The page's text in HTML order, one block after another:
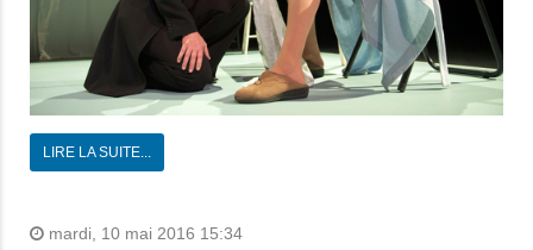
LIRE LA SUITE...
mardi, 10 mai 2016 15:34